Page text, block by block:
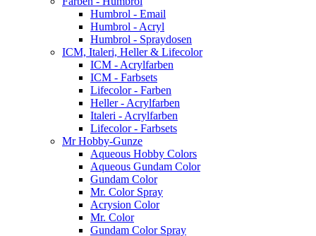
Humbrol - Email
Humbrol - Acryl
Humbrol - Spraydosen
ICM, Italeri, Heller & Lifecolor
ICM - Acrylfarben
ICM - Farbsets
Lifecolor - Farben
Heller - Acrylfarben
Italeri - Acrylfarben
Lifecolor - Farbsets
Mr Hobby-Gunze
Aqueous Hobby Colors
Aqueous Gundam Color
Gundam Color
Mr. Color Spray
Acrysion Color
Mr. Color
Gundam Color Spray